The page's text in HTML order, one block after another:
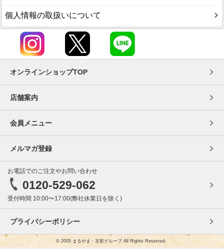
個人情報の取扱いについて
オンラインショップTOP
店舗案内
会員メニュー
メルマガ登録
お電話でのご注文やお問い合わせ
0120-529-062
受付時間 10:00〜17:00(弊社休業日を除く)
プライバシーポリシー
© 2005 まるやま・京彩グループ All Rights Reserved.